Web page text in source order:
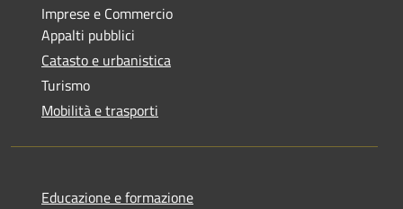
Imprese e Commercio
Appalti pubblici
Catasto e urbanistica
Turismo
Mobilità e trasporti
Educazione e formazione